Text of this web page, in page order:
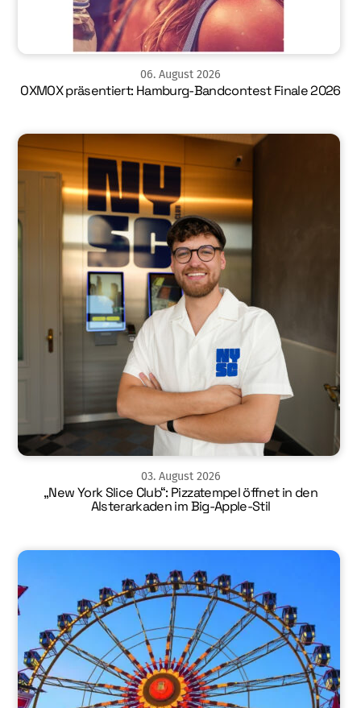
06. August 2026
OXMOX präsentiert: Hamburg-Bandcontest Finale 2026
03. August 2026
„New York Slice Club“: Pizzatempel öffnet in den
Alsterarkaden im Big-Apple-Stil